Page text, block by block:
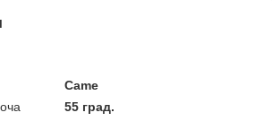
Came
55 град.